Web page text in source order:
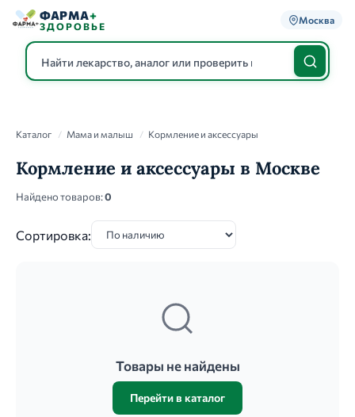
ФАРМА+
ЗДОРОВЬЕ
Москва
Каталог / Мама и малыш / Кормление и аксессуары
Кормление и аксессуары в Москве
Найдено товаров:0
Сортировка:
Товары не найдены
Перейти в каталог